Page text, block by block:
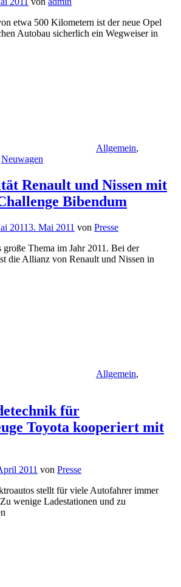
etwa 500 Kilometern ist der neue Opel
Autobau sicherlich ein Wegweiser in
Allgemein,
Neuwagen
Renault und Nissen mit
Bibendum
20113. Mai 2011 von Presse
Thema im Jahr 2011. Bei der
die Allianz von Renault und Nissen in
Allgemein,
für
Toyota kooperiert mit
2011 von Presse
stellt für viele Autofahrer immer
wenige Ladestationen und zu